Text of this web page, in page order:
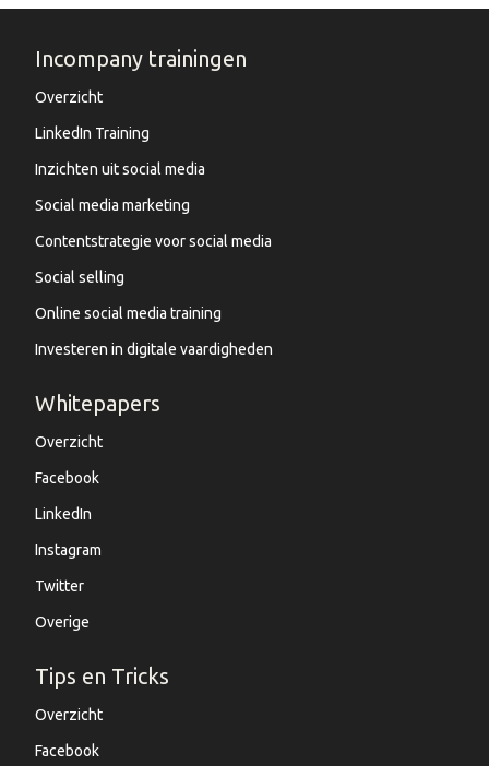
Incompany trainingen
Overzicht
LinkedIn Training
Inzichten uit social media
Social media marketing
Contentstrategie voor social media
Social selling
Online social media training
Investeren in digitale vaardigheden
Whitepapers
Overzicht
Facebook
LinkedIn
Instagram
Twitter
Overige
Tips en Tricks
Overzicht
Facebook